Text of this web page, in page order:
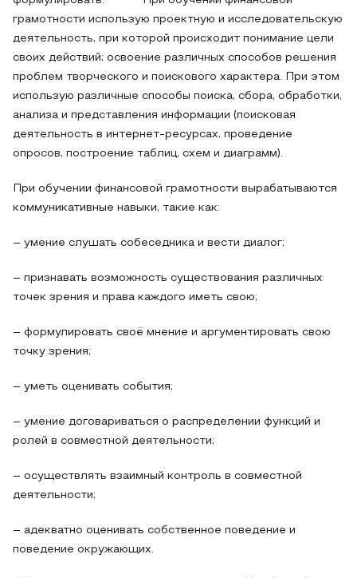
грамотности использую проектную и исследовательскую
деятельность, при которой происходит понимание цели
своих действий; освоение различных способов решения
проблем творческого и поискового характера. При этом
использую различные способы поиска, сбора, обработки,
анализа и представления информации (поисковая
деятельность в интернет-ресурсах, проведение
опросов, построение таблиц, схем и диаграмм).
При обучении финансовой грамотности вырабатываются
коммуникативные навыки, такие как:
– умение слушать собеседника и вести диалог;
– признавать возможность существования различных
точек зрения и права каждого иметь свою;
– формулировать своё мнение и аргументировать свою
точку зрения;
– уметь оценивать события;
– умение договариваться о распределении функций и
ролей в совместной деятельности;
– осуществлять взаимный контроль в совместной
деятельности;
– адекватно оценивать собственное поведение и
поведение окружающих.